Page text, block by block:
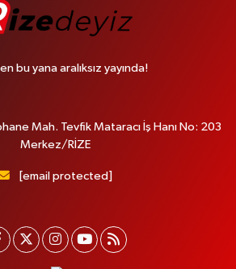
bu yana aralıksız yayında!
Mah. Tevfik Mataracı İş Hanı No: 203
Merkez/RİZE
[email protected]